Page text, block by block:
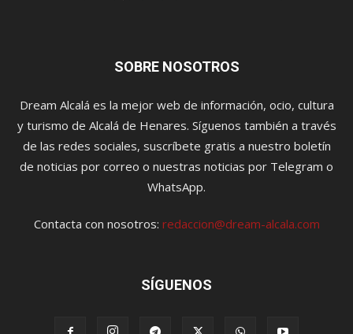
SOBRE NOSOTROS
Dream Alcalá es la mejor web de información, ocio, cultura
y turismo de Alcalá de Henares. Síguenos también a través
de las redes sociales, suscríbete gratis a nuestro boletín
de noticias por correo o nuestras noticias por Telegram o
WhatsApp.
Contacta con nosotros: redaccion@dream-alcala.com
SÍGUENOS